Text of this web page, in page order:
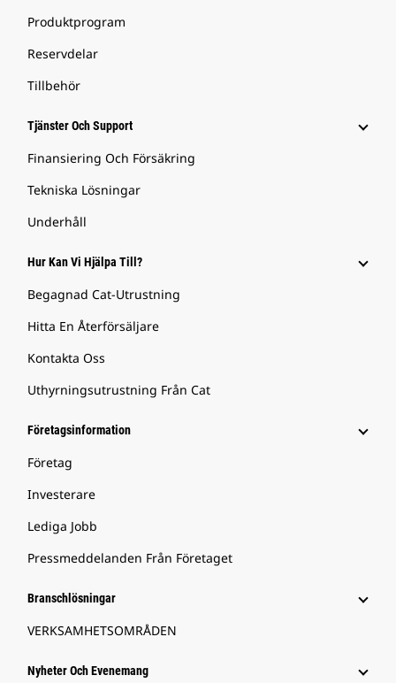
Produktprogram
Reservdelar
Tillbehör
Tjänster Och Support
Finansiering Och Försäkring
Tekniska Lösningar
Underhåll
Hur Kan Vi Hjälpa Till?
Begagnad Cat-Utrustning
Hitta En Återförsäljare
Kontakta Oss
Uthyrningsutrustning Från Cat
Företagsinformation
Företag
Investerare
Lediga Jobb
Pressmeddelanden Från Företaget
Branschlösningar
VERKSAMHETSOMRÅDEN
Nyheter Och Evenemang